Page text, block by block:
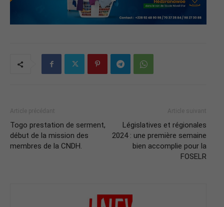
Article précédant
Togo prestation de serment,
début de la mission des
membres de la CNDH.
Article suivant
Législatives et régionales
2024 : une première semaine
bien accomplie pour la
FOSELR